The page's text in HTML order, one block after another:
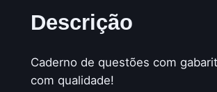
Descrição
Caderno de questões com
com qualidade!